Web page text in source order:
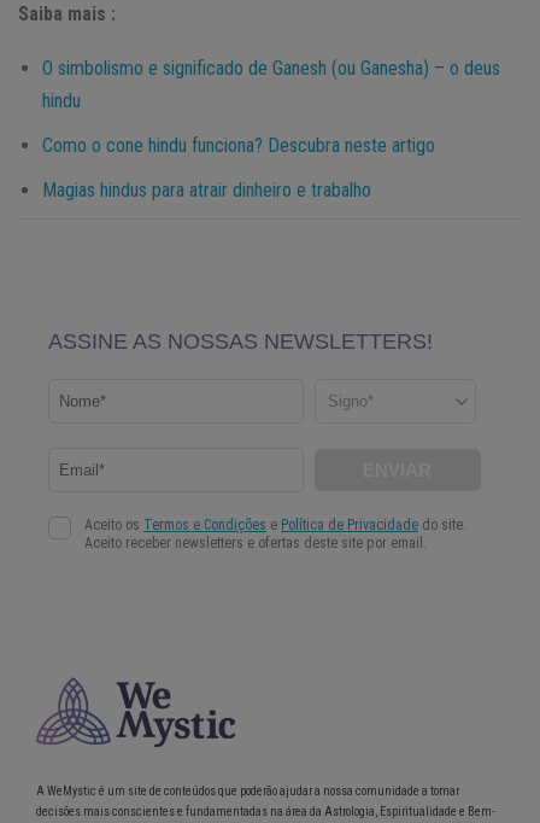
Saiba mais :
O simbolismo e significado de Ganesh (ou Ganesha) – o deus
hindu
Como o cone hindu funciona? Descubra neste artigo
Magias hindus para atrair dinheiro e trabalho
A WeMystic é um site de conteúdos que poderão ajudar a nossa comunidade a tomar
decisões mais conscientes e fundamentadas na área da Astrologia, Espiritualidade e Bem-